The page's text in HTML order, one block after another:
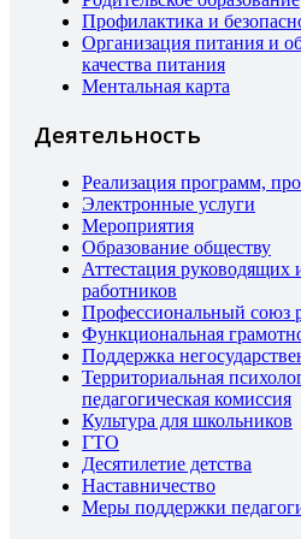
Профилактика и
Организация питания и
качества питания
Ментальная карта
Деятельность
Реализация программ,
Электронные услуги
Мероприятия
Образование обществу
Аттестация руководящих
работников
Профессиональный союз
Функциональная
Поддержка
Территориальная
педагогическая комиссия
Культура для школьников
ГТО
Десятилетие детства
Наставничество
Меры поддержки